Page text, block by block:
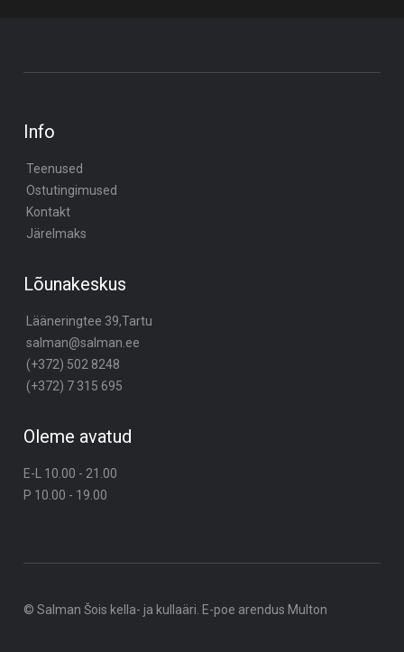
Info
Teenused
Ostutingimused
Kontakt
Järelmaks
Lõunakeskus
Lääneringtee 39,Tartu
salman@salman.ee
(+372) 502 8248
(+372) 7 315 695
Oleme avatud
E-L 10.00 - 21.00
P 10.00 - 19.00
© Salman Šois kella- ja kullaäri. E-poe arendus Multon